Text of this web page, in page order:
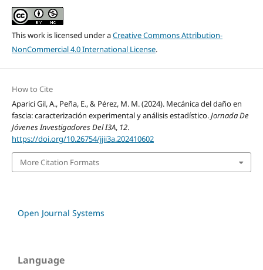
This work is licensed under aCreative Commons Attribution-
NonCommercial 4.0 International License.
How to Cite
Aparici Gil, A., Peña, E., & Pérez, M. M. (2024). Mecánica del daño en
fascia: caracterización experimental y análisis estadístico.Jornada De
Jóvenes Investigadores Del I3A, 12.
https://doi.org/10.26754/jjii3a.202410602
More Citation Formats
Open Journal Systems
Language